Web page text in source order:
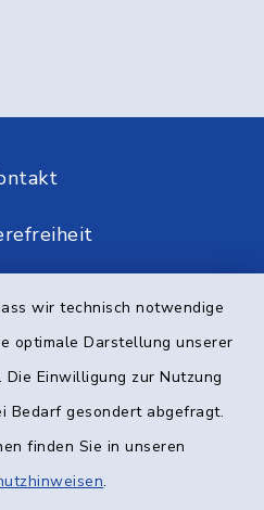
wir technisch notwendige
optimale Darstellung unserer
Einwilligung zur Nutzung
Bedarf gesondert abgefragt.
finden Sie in unseren
.
Kommunikation